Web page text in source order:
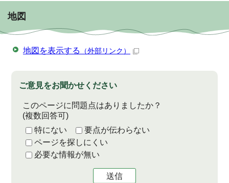
地図
地図を表示する （外部リンク）
ご意見をお聞かせください
このページに問題点はありましたか？
(複数回答可)
特にない
要点が伝わらない
ページを探しにくい
必要な情報が無い
送信